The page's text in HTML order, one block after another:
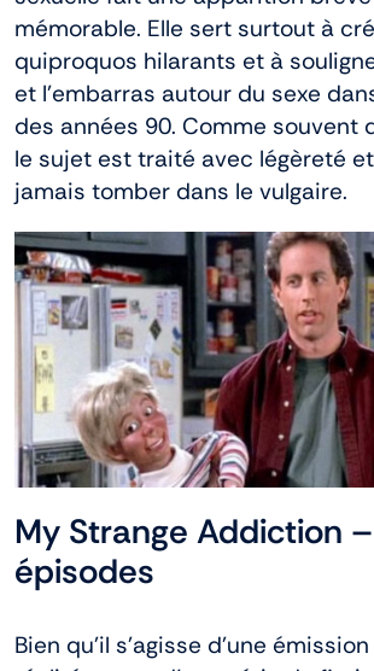
mémorable. Elle sert surtout à
quiproquos hilarants et à
et l’embarras autour du sexe
des années 90. Comme souvent
le sujet est traité avec légèreté
jamais tomber dans le vulgaire.
My Strange Addiction
épisodes
Bien qu’il s’agisse d’une